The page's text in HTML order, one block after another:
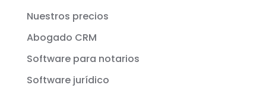
Nuestros precios
Abogado CRM
Software para notarios
Software jurídico